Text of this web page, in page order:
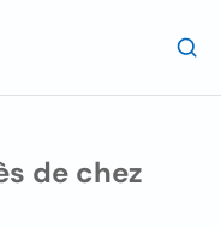
de chez